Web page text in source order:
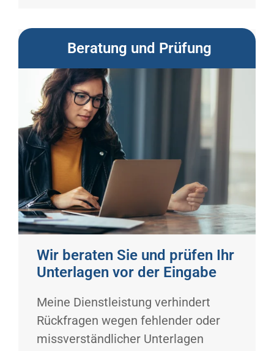
Beratung und Prüfung
Wir beraten Sie und prüfen Ihr
Unterlagen vor der Eingabe
Meine Dienstleistung verhindert
Rückfragen wegen fehlender oder
missverständlicher Unterlagen